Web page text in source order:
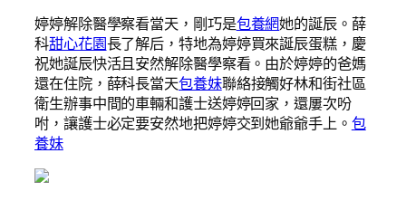
婷婷解除醫學察看當天，剛巧是包養網她的誕辰。薛
科甜心花園長了解后，特地為婷婷買來誕辰蛋糕，慶
祝她誕辰快活且安然解除醫學察看。由於婷婷的爸媽
還在住院，薛科長當天包養妹聯絡接觸好林和街社區
衛生辦事中間的車輛和護士送婷婷回家，還屢次吩
咐，讓護士必定要安然地把婷婷交到她爺爺手上。 包
養妹